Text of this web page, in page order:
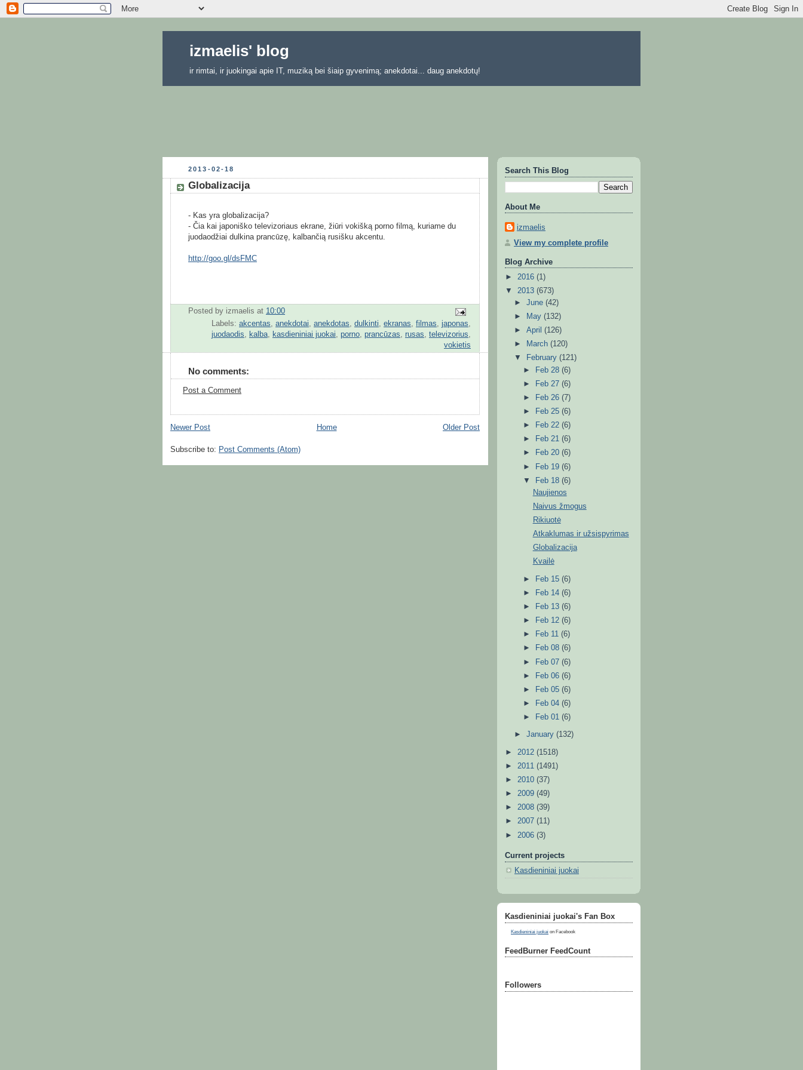
izmaelis' blog
ir rimtai, ir juokingai apie IT, muziką bei šiaip gyvenimą; anekdotai... daug anekdotų!
2013-02-18
Globalizacija
- Kas yra globalizacija?
- Čia kai japoniško televizoriaus ekrane, žiūri vokišką porno filmą, kuriame du
juodaodžiai dulkina prancūzę, kalbančią rusišku akcentu.
http://goo.gl/dsFMC
Posted by izmaelis at 10:00
Labels: akcentas anekdotai anekdotas dulkinti ekranas filmas japonas
juodaodis
kalba kasdieniniai juokai porno prancūzas rusas televizorius
vokietis
No comments:
Post a Comment
Newer Post Older Post
Home
Subscribe to: Post Comments (Atom)
Search This Blog
About Me
izmaelis
View my complete profile
Blog Archive
► 2016 (1)
▼ 2013 (673)
►June(42)
►
May(132)
►April(126)
►
March(120)
▼
February(121)
►
Feb 28(6)
►
Feb 27(6)
►
Feb 26(7)
►
Feb 25(6)
►
Feb 22(6)
►
Feb 21(6)
►
Feb 20(6)
►
Feb 19(6)
▼
Feb 18(6)
Naujienos
Naivus žmogus
Rikiuotė
Atkaklumas ir užsispyrimas
Globalizacija
Kvailė
► Feb 15(6)
►
Feb 14(6)
►
Feb 13(6)
►
Feb 12(6)
►
Feb 11(6)
►
Feb 08(6)
►
Feb 07(6)
►
Feb 06(6)
►
Feb 05(6)
►
Feb 04(6)
►
Feb 01(6)
►January(132)
► 2012 (1518)
► 2011 (1491)
► 2010 (37)
► 2009 (49)
► 2008 (39)
► 2007 (11)
► 2006 (3)
Current projects
Kasdieniniai juokai
Kasdieniniai juokai's Fan Box
Kasdieniniai juokai on Facebook
FeedBurner FeedCount
Followers